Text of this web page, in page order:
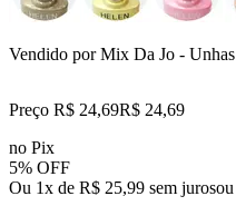
Vendido porMix Da Jo - Unhas
Preço R$ 24,69R$ 24,69
no Pix
5% OFF
Ou 1x de R$ 25,99 sem jurosou